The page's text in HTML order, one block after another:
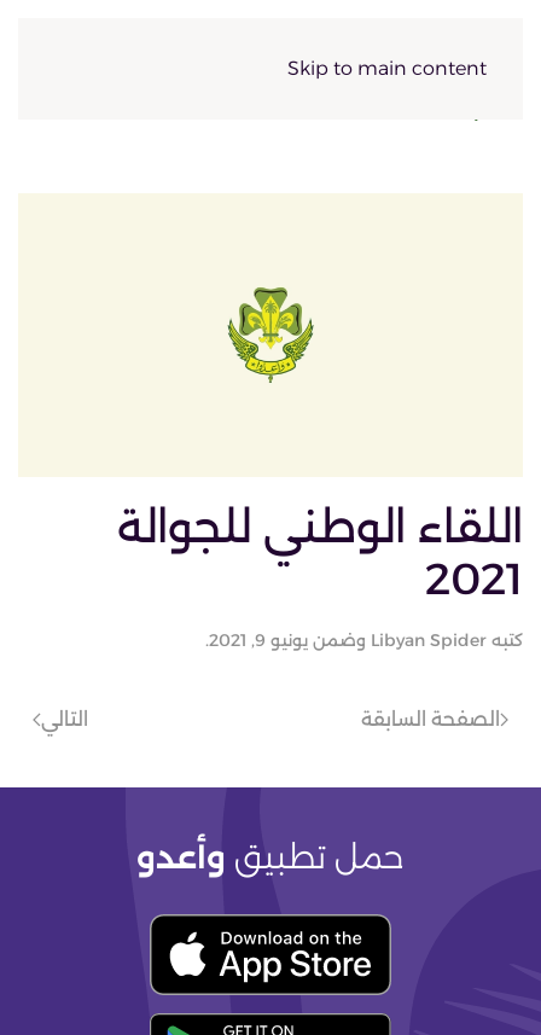
Skip to main content
اللقاء الوطني للجوالة
2021
كتبه Libyan Spider وضمن يونيو 9, 2021 .
الصفحة السابقة التالي
حمل تطبيق وأعدو